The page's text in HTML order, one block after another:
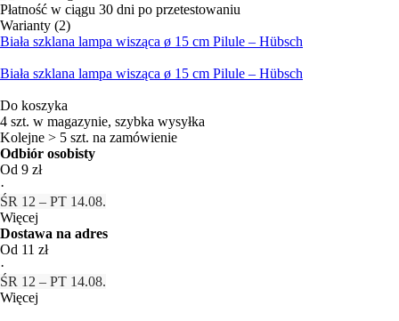
Płatność w ciągu 30 dni po przetestowaniu
Warianty (2)
Biała szklana lampa wisząca ø 15 cm Pilule – Hübsch
Biała szklana lampa wisząca ø 15 cm Pilule – Hübsch
Do koszyka
4 szt. w magazynie, szybka wysyłka
Kolejne > 5 szt. na zamówienie
Odbiór osobisty
Od 9 zł
·
ŚR 12 – PT 14.08.
Więcej
Dostawa na adres
Od 11 zł
·
ŚR 12 – PT 14.08.
Więcej